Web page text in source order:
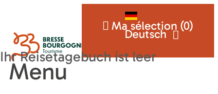
Deutsch
Ma sélection (0)
Menu